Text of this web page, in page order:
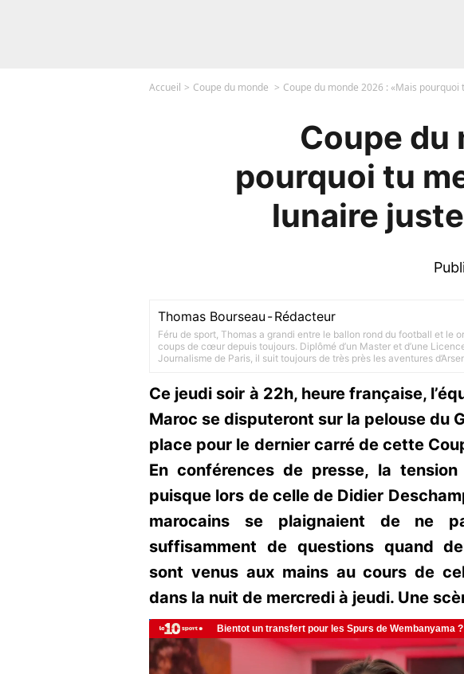
Accueil Coupe du monde Coupe du monde 2026 : «Mais
Coupe du
pourquoi tu
lunaire
Thomas Bourseau -Rédacteur
Féru de sport, Thomas a grandi entre le ballon rond du football et le
coups de cœur depuis toujours. Diplômé d’un Master et d’une
Journalisme de Paris, il suit toujours de très près les aventures
Ce jeudi soir à 22h, heure française,
Maroc se disputeront sur la pelouse du
place pour le dernier carré de cette
En conférences de presse, la
puisque lors de celle de Didier
marocains se plaignaient de ne
suffisamment de questions quand
sont venus aux mains au cours de
dans la nuit de mercredi à jeudi. Une